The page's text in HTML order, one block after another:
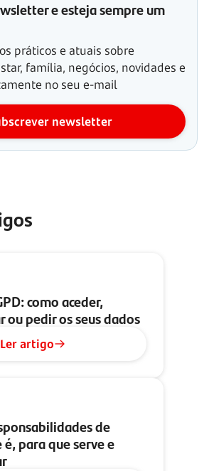
e esteja sempre um
práticos e atuais sobre
família, negócios, novidades e
no seu e-mail
newsletter
como aceder,
pedir os seus dados
Ler artigo
de
para que serve e